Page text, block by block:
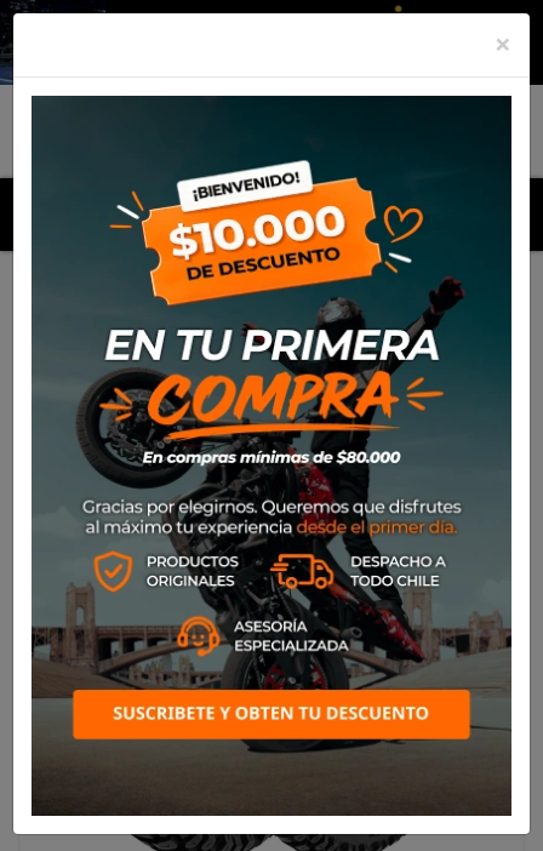
MENU
Productos
Neumatico Rinaldi 110/90-17 RT36 CAP.
×